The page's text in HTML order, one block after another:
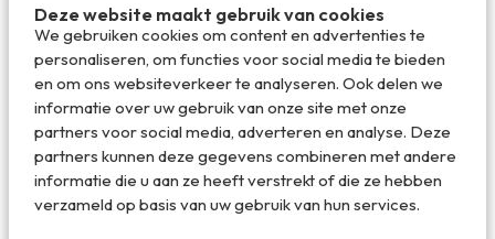
Deze website maakt gebruik van cookies
We gebruiken cookies om content en advertenties te
personaliseren, om functies voor social media te bieden
en om ons websiteverkeer te analyseren. Ook delen we
informatie over uw gebruik van onze site met onze
partners voor social media, adverteren en analyse. Deze
partners kunnen deze gegevens combineren met andere
informatie die u aan ze heeft verstrekt of die ze hebben
verzameld op basis van uw gebruik van hun services.
Deel dit artikel
Deel via E-mail